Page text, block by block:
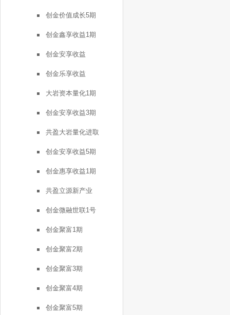
创金价值成长5期
创金鑫享收益1期
创金安享收益
创金乐享收益
大岩资本量化1期
创金安享收益3期
共盈大岩量化进取
创金安享收益5期
创金惠享收益1期
共盈立源新产业
创金微融世联1号
创金聚富1期
创金聚富2期
创金聚富3期
创金聚富4期
创金聚富5期